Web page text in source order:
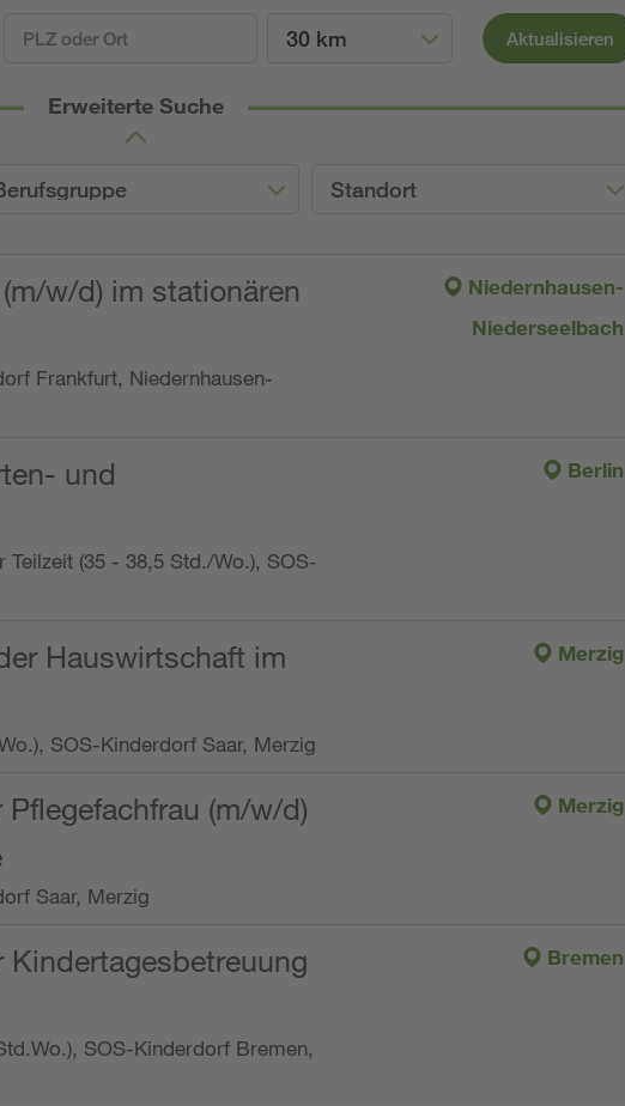
30 km Aktualisieren
Erweiterte Suche
Standort
w/d) im stationären
Frankfurt, Niedernhausen-
Niedernhausen-
Niederseelbach
und
(35 - 38,5 Std./Wo.), SOS-
Berlin
Hauswirtschaft im
SOS-Kinderdorf Saar, Merzig
Merzig
(m/w/d)
Saar, Merzig
Merzig
SOS-Kinderdorf Bremen,
Bremen